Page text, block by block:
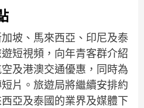
坡、馬來西亞、印尼及泰
短視頻，向年青客群介紹
及港澳交通優惠，同時為
片。旅遊局將繼續安排約
亞及泰國的業界及媒體下